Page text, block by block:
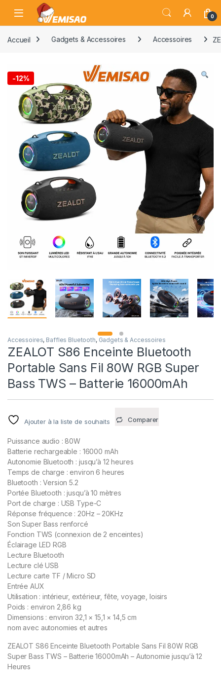
Skip to navigation
Skip to content
Open 0
Accueil Gadgets & Accessoires Accessoires
-12%
Accessoires, Baffles Bluetooth, Gadgets & Accessoires
ZEALOT S86 Enceinte Bluetooth
Portable Sans Fil 80W RGB Super
Bass TWS – Batterie 16000mAh
Ajouter à la liste de souhaits Comparer
Puissance audio : 80W
Batterie rechargeable : 16000 mAh
Autonomie Bluetooth : jusqu’à 12 heures
Temps de charge : environ 6 heures
Bluetooth : Version 5.2
Portée Bluetooth : jusqu’à 10 mètres
Port de charge : USB Type-C
Réponse fréquence : 20Hz – 20KHz
Son Super Bass renforcé
Fonction TWS (connexion de 2 enceintes)
Éclairage LED RGB
Lecture Bluetooth
Lecture clé USB
Lecture carte TF / Micro SD
Entrée AUX
Utilisation : intérieur, extérieur, fête, voyage, loisirs
Poids : environ 2,86 kg
Dimensions : environ 32,1 × 15,1 × 14,5 cm
nom avec autonomies et autres
ZEALOT S86 Enceinte Bluetooth Portable Sans Fil 80W RGB
Super Bass TWS – Batterie 16000mAh – Autonomie jusqu’à 12
Heures